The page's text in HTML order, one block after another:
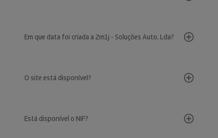
Em que data foi criada a 2m1j - Soluções Auto, Lda?
O site está disponível?
Está disponível o NIF?